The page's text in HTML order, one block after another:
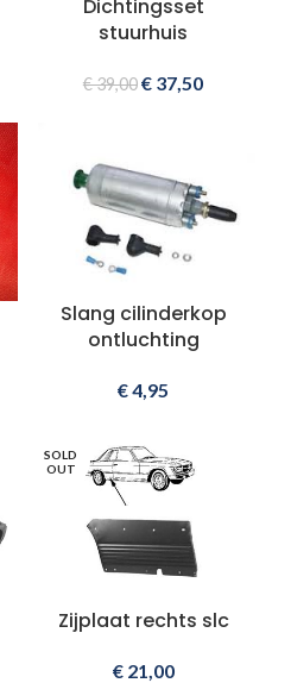
Dichtingsset
stuurhuis
€39,00€ 37,50
Slang cilinderkop
ontluchting
€4,95
SOLD
OUT
Zijplaat rechts slc
€21,00